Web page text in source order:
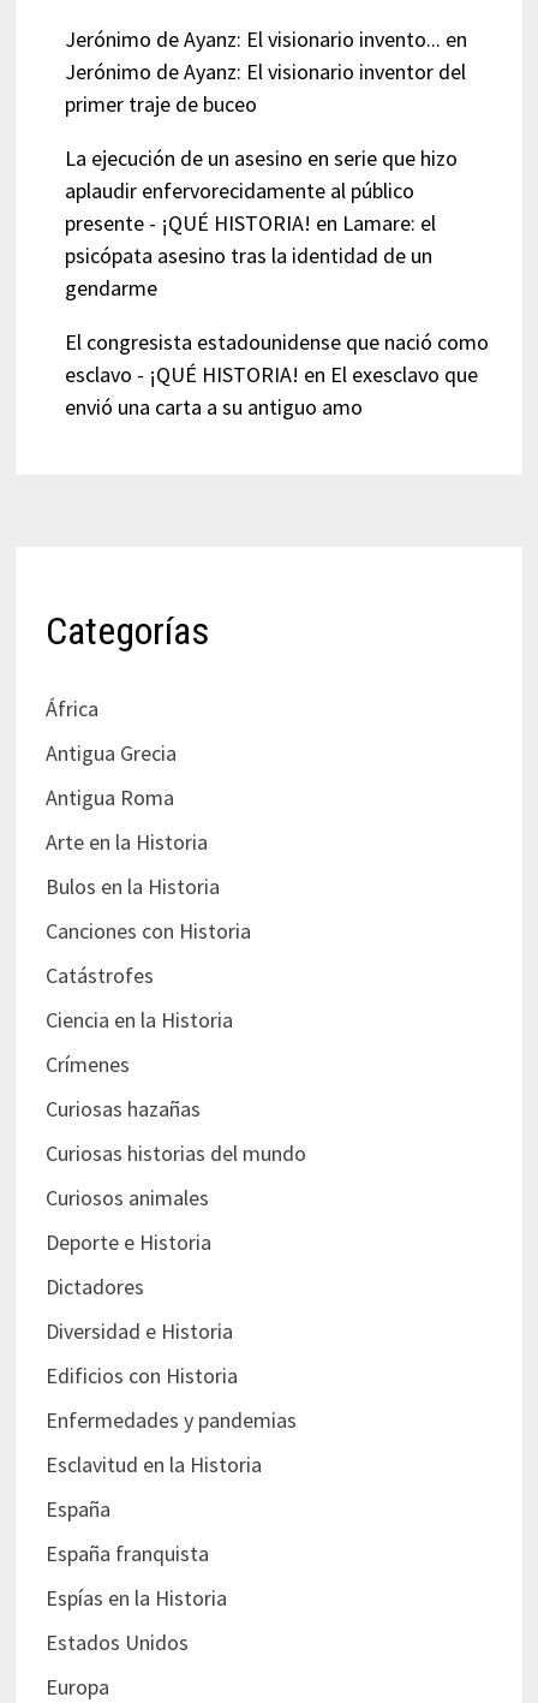
Jerónimo de Ayanz: El visionario invento... en
Jerónimo de Ayanz: El visionario inventor del
primer traje de buceo
La ejecución de un asesino en serie que hizo
aplaudir enfervorecidamente al público
presente - ¡QUÉ HISTORIA! en Lamare: el
psicópata asesino tras la identidad de un
gendarme
El congresista estadounidense que nació como
esclavo - ¡QUÉ HISTORIA! en El exesclavo que
envió una carta a su antiguo amo
Categorías
África
Antigua Grecia
Antigua Roma
Arte en la Historia
Bulos en la Historia
Canciones con Historia
Catástrofes
Ciencia en la Historia
Crímenes
Curiosas hazañas
Curiosas historias del mundo
Curiosos animales
Deporte e Historia
Dictadores
Diversidad e Historia
Edificios con Historia
Enfermedades y pandemias
Esclavitud en la Historia
España
España franquista
Espías en la Historia
Estados Unidos
Europa